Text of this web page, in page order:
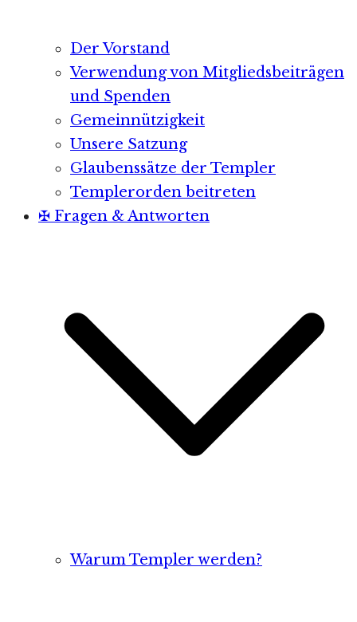
Der Vorstand
Verwendung von Mitgliedsbeiträgen
und Spenden
Gemeinnützigkeit
Unsere Satzung
Glaubenssätze der Templer
Templerorden beitreten
✠ Fragen & Antworten
Warum Templer werden?